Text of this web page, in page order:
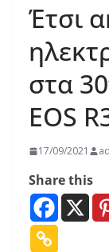
Έτσι
στα
EOS
17/09/2021
Share this